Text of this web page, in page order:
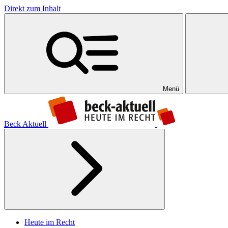
Direkt zum Inhalt
Menü
Beck Aktuell
Heute im Recht